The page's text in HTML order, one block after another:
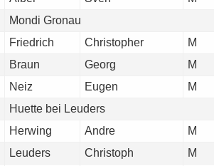
Mondi Gronau
Friedrich Christopher M
Braun Georg M
Neiz Eugen M
Huette bei Leuders
Herwing Andre M
Leuders Christoph M